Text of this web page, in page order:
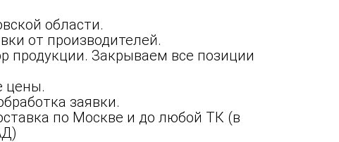
области.
от производителей.
продукции. Закрываем все позиции
цены.
заявки.
по Москве и до любой ТК (в